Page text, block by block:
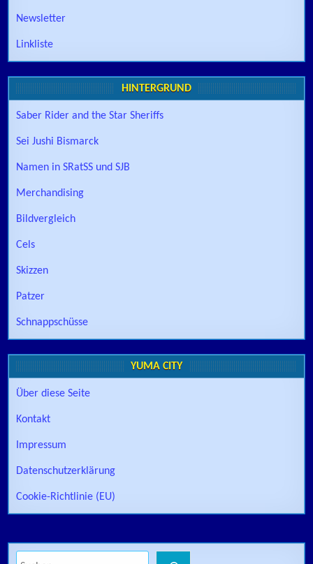
Newsletter
Linkliste
HINTERGRUND
Saber Rider and the Star Sheriffs
Sei Jushi Bismarck
Namen in SRatSS und SJB
Merchandising
Bildvergleich
Cels
Skizzen
Patzer
Schnappschüsse
YUMA CITY
Über diese Seite
Kontakt
Impressum
Datenschutzerklärung
Cookie-Richtlinie (EU)